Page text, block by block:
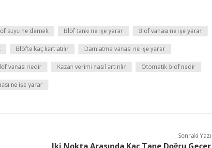
suyu ne demek Blöf tankı ne işe yarar Blöf vanası ne işe yarar
Blöfte kaç kart atılır Damlatma vanası ne işe yarar
vanası nedir Kazan verimi nasıl artırılır Otomatik blöf nedir
ne işe yarar
Sonraki Yazı